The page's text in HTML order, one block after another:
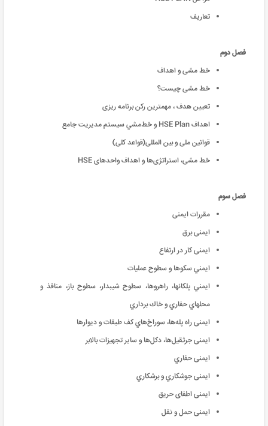
تعاریف
فصل دوم
خط مشی و اهداف
خط مشی چیست؟
تعیین هدف ، مهمترین رکن برنامه ریزی
اهداف HSE Plan و خط‌مشي سيستم مديريت جامع
قوانین ملی و بین المللی(قواعد کلی)
خط مشی، استراتژی‌ها و اهداف واحدهای HSE
فصل سوم
مقررات ایمنی
ایمنی برق
ایمنی کار در ارتفاع
ايمني سكوها و سطوح عمليات
ايمني پلكانها، راهروها، سطوح شيبدار، سطوح باز، منافذ و
محلهاي حفاري و خاك برداري
ایمنی راه پله‌ها، سوراخ‌هاي كف طبقات و ديوارها
ایمنی جرثقيل‌ها، دكل‌ها و ساير تجهيزات بالابر
ایمنی حفاري
ایمنی جوشكاري و برشكاري
ایمنی اطفای حریق
ایمنی حمل و نقل